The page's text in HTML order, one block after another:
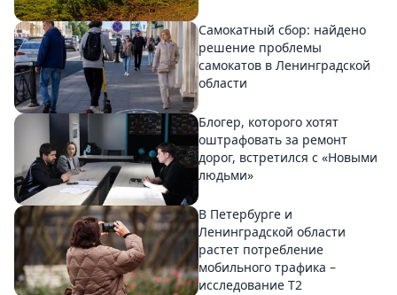
Самокатный сбор: найдено
решение проблемы
самокатов в Ленинградской
области
Блогер, которого хотят
оштрафовать за ремонт
дорог, встретился с «Новыми
людьми»
В Петербурге и
Ленинградской области
растет потребление
мобильного трафика –
исследование T2